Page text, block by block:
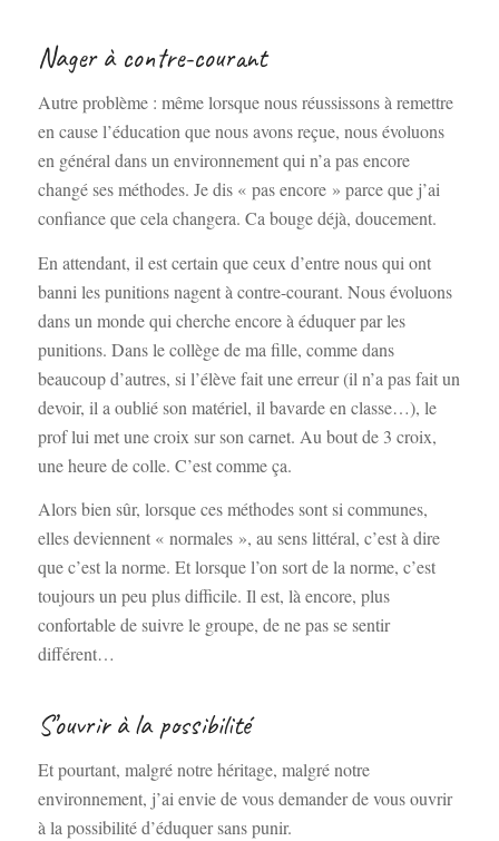
Nager à contre-courant
Autre problème : même lorsque nous réussissons à remettre
en cause l’éducation que nous avons reçue, nous évoluons
en général dans un environnement qui n’a pas encore
changé ses méthodes. Je dis « pas encore » parce que j’ai
confiance que cela changera. Ca bouge déjà, doucement.
En attendant, il est certain que ceux d’entre nous qui ont
banni les punitions nagent à contre-courant. Nous évoluons
dans un monde qui cherche encore à éduquer par les
punitions. Dans le collège de ma fille, comme dans
beaucoup d’autres, si l’élève fait une erreur (il n’a pas fait un
devoir, il a oublié son matériel, il bavarde en classe…), le
prof lui met une croix sur son carnet. Au bout de 3 croix,
une heure de colle. C’est comme ça.
Alors bien sûr, lorsque ces méthodes sont si communes,
elles deviennent « normales », au sens littéral, c’est à dire
que c’est la norme. Et lorsque l’on sort de la norme, c’est
toujours un peu plus difficile. Il est, là encore, plus
confortable de suivre le groupe, de ne pas se sentir
différent…
S’ouvrir à la possibilité
Et pourtant, malgré notre héritage, malgré notre
environnement, j’ai envie de vous demander de vous ouvrir
à la possibilité d’éduquer sans punir.